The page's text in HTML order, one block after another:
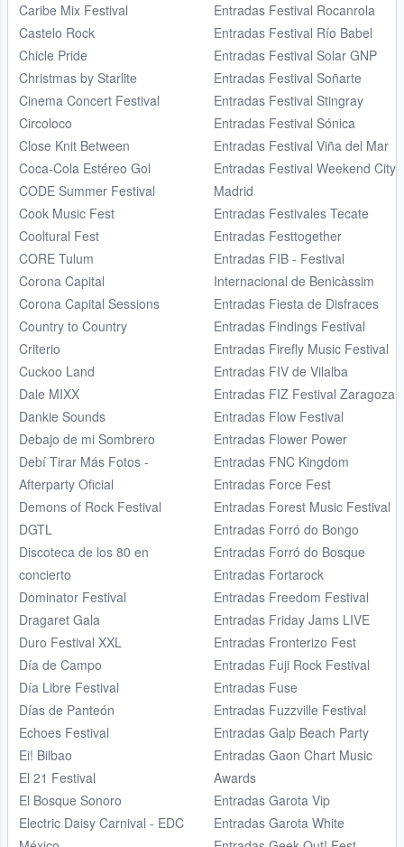
Caribe Mix Festival
Castelo Rock
Chicle Pride
Christmas by Starlite
Cinema Concert Festival
Circoloco
Close Knit Between
Coca-Cola Estéreo Gol
CODE Summer Festival
Cook Music Fest
Cooltural Fest
CORE Tulum
Corona Capital
Corona Capital Sessions
Country to Country
Criterio
Cuckoo Land
Dale MIXX
Dankie Sounds
Debajo de mi Sombrero
Debí Tirar Más Fotos -
Afterparty Oficial
Demons of Rock Festival
DGTL
Discoteca de los 80 en
concierto
Dominator Festival
Dragaret Gala
Duro Festival XXL
Día de Campo
Día Libre Festival
Días de Panteón
Echoes Festival
Ei! Bilbao
El 21 Festival
El Bosque Sonoro
Electric Daisy Carnival - EDC
Entradas Festival Rocanrola
Entradas Festival Río Babel
Entradas Festival Solar GNP
Entradas Festival Soñarte
Entradas Festival Stingray
Entradas Festival Sónica
Entradas Festival Viña del Mar
Entradas Festival Weekend City
Madrid
Entradas Festivales Tecate
Entradas Festtogether
Entradas FIB - Festival
Internacional de Benicàssim
Entradas Fiesta de Disfraces
Entradas Findings Festival
Entradas Firefly Music Festival
Entradas FIV de Vilalba
Entradas FIZ Festival Zaragoza
Entradas Flow Festival
Entradas Flower Power
Entradas FNC Kingdom
Entradas Force Fest
Entradas Forest Music Festival
Entradas Forró do Bongo
Entradas Forró do Bosque
Entradas Fortarock
Entradas Freedom Festival
Entradas Friday Jams LIVE
Entradas Fronterizo Fest
Entradas Fuji Rock Festival
Entradas Fuse
Entradas Fuzzville Festival
Entradas Galp Beach Party
Entradas Gaon Chart Music
Awards
Entradas Garota Vip
Entradas Garota White